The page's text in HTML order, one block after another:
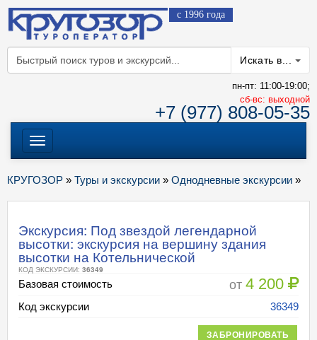
с 1996 года
Искать в...
пн-пт: 11:00-19:00;
cб-вс: выходной
+7 (977) 808-05-35
Меню
КРУГОЗОР » Туры и экскурсии » Однодневные экскурсии »
Экскурсия: Под звездой легендарной
высотки: экскурсия на вершину здания
высотки на Котельнической
КОД ЭКСКУРСИИ: 36349
Базовая стоимость от 4 200
Код экскурсии 36349
ЗАБРОНИРОВАТЬ